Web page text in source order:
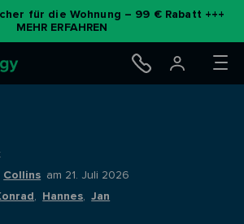
für die Wohnung – 99 € Rabatt +++
MEHR ERFAHREN
Collins am 21. Juli 2026
, Hannes,Jan